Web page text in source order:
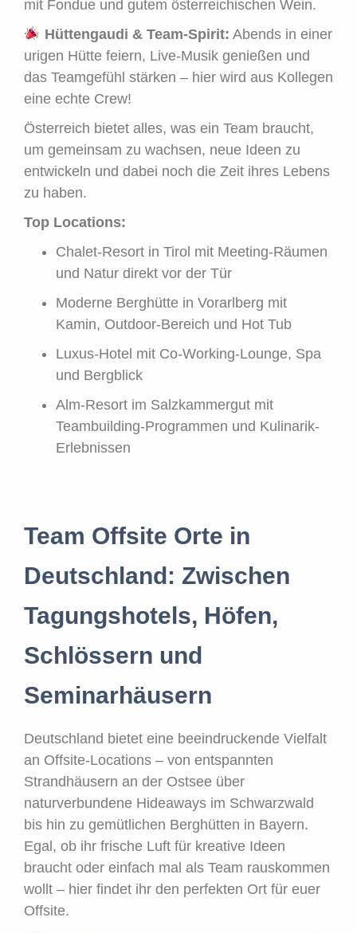
mit Fondue und gutem österreichischen Wein.
Hüttengaudi & Team-Spirit: Abends in einer
urigen Hütte feiern, Live-Musik genießen und
das Teamgefühl stärken – hier wird aus Kollegen
eine echte Crew!
Österreich bietet alles, was ein Team braucht,
um gemeinsam zu wachsen, neue Ideen zu
entwickeln und dabei noch die Zeit ihres Lebens
zu haben.
Top Locations:
Chalet-Resort in Tirol mit Meeting-Räumen
und Natur direkt vor der Tür
Moderne Berghütte in Vorarlberg mit
Kamin, Outdoor-Bereich und Hot Tub
Luxus-Hotel mit Co-Working-Lounge, Spa
und Bergblick
Alm-Resort im Salzkammergut mit
Teambuilding-Programmen und Kulinarik-
Erlebnissen
Team Offsite Orte in
Deutschland: Zwischen
Tagungshotels, Höfen,
Schlössern und
Seminarhäusern
Deutschland bietet eine beeindruckende Vielfalt
an Offsite-Locations – von entspannten
Strandhäusern an der Ostsee über
naturverbundene Hideaways im Schwarzwald
bis hin zu gemütlichen Berghütten in Bayern.
Egal, ob ihr frische Luft für kreative Ideen
braucht oder einfach mal als Team rauskommen
wollt – hier findet ihr den perfekten Ort für euer
Offsite.